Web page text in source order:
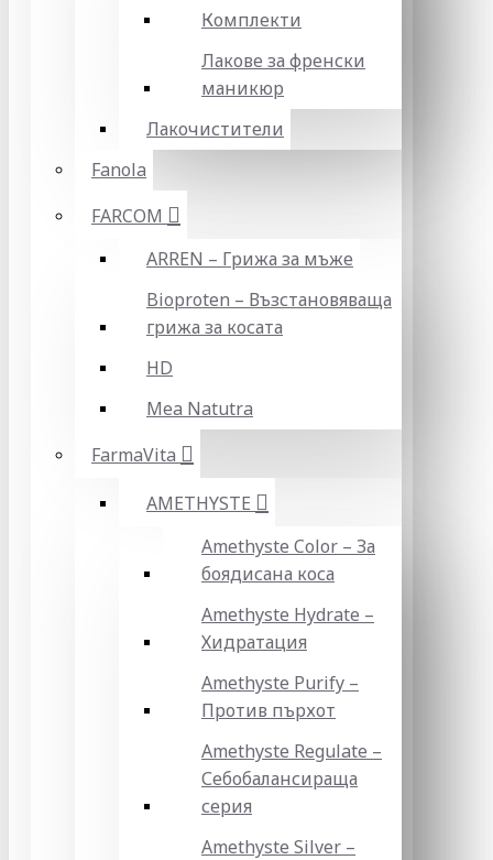
Комплекти
Лакове за френски
маникюр
Лакочистители
Fanola
FARCOM
ARREN – Грижа за мъже
Bioproten – Възстановяваща
грижа за косата
HD
Mea Natutra
FarmaVita
AMETHYSTE
Amethyste Color – За
боядисана коса
Amethyste Hydrate –
Хидратация
Amethyste Purify –
Против пърхот
Amethyste Regulate –
Себобалансираща
серия
Amethyste Silver –